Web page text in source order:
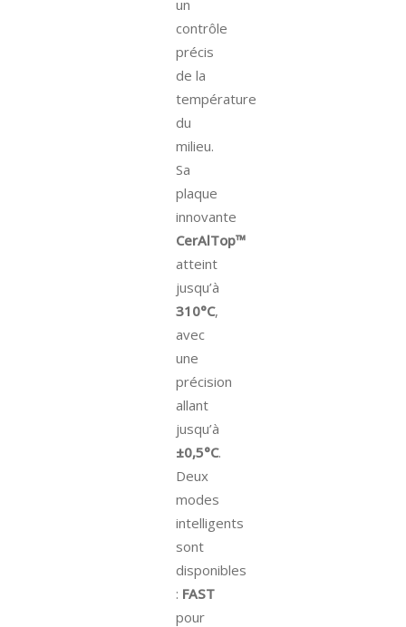
un
contrôle
précis
de la
température
du
milieu.
Sa
plaque
innovante
CerAlTop™
atteint
jusqu’à
310°C,
avec
une
précision
allant
jusqu’à
±0,5°C.
Deux
modes
intelligents
sont
disponibles
: FAST
pour